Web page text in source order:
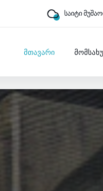
საიტი
მთავარი